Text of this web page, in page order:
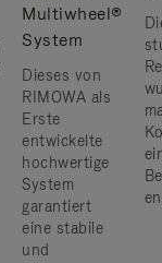
Multiwheel®
System
Dieses von
RIMOWA als
Erste
entwickelte
hochwertige
System
garantiert
eine stabile
und